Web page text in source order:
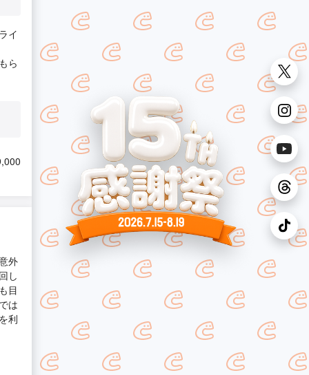
イ
ら
外
し
目
は
利